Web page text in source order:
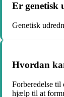
Er genetisk
Genetisk
Hvordan
Forberedelse
hjælp til at